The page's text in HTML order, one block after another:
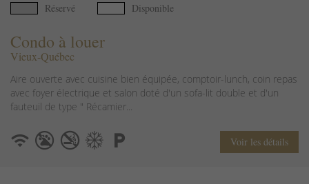
Réservé Disponible
Condo à louer
Vieux-Québec
Aire ouverte avec cuisine bien équipée, comptoir-lunch, coin repas
avec foyer électrique et salon doté d'un sofa-lit double et d'un
fauteuil de type " Récamier...
Voir les détails